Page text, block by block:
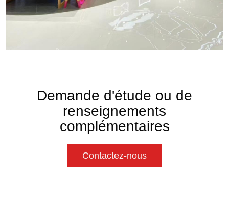
Demande d'étude ou de
renseignements
complémentaires
Contactez-nous